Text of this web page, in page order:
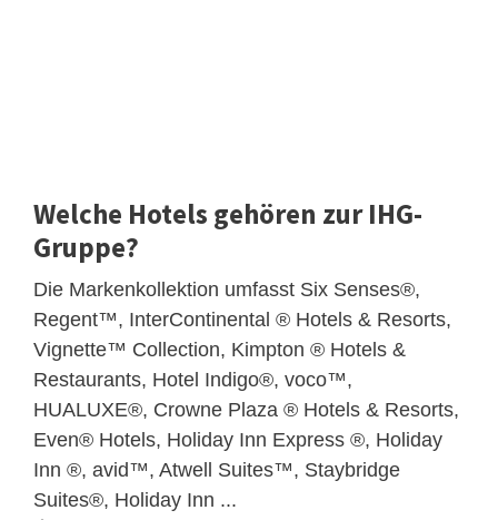
Welche Hotels gehören zur IHG-
Gruppe?
Die Markenkollektion umfasst Six Senses®,
Regent™, InterContinental ® Hotels & Resorts,
Vignette™ Collection, Kimpton ® Hotels &
Restaurants, Hotel Indigo®, voco™,
HUALUXE®, Crowne Plaza ® Hotels & Resorts,
Even® Hotels, Holiday Inn Express ®, Holiday
Inn ®, avid™, Atwell Suites™, Staybridge
Suites®, Holiday Inn ...